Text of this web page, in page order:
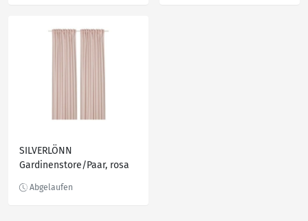
SILVERLÖNN
Gardinenstore/Paar, rosa